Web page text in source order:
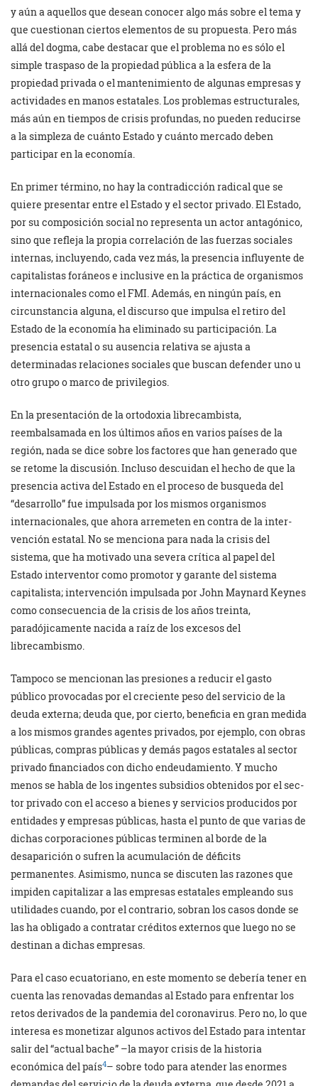
y aún a aquellos que desean conocer algo más sobre el tema y
que cuestionan ciertos elementos de su propuesta. Pero más
allá del dogma, cabe destacar que el problema no es sólo el
simple traspaso de la propiedad pública a la esfera de la
propiedad privada o el mantenimiento de algunas empresas y
actividades en manos estatales. Los problemas estructurales,
más aún en tiempos de crisis profundas, no pueden reducirse
a la simpleza de cuánto Estado y cuánto mercado deben
participar en la economía.
En primer término, no hay la contra­dicción radical que se
quiere presentar entre el Estado y el sector privado. El Estado,
por su composición social no representa un actor antagónico,
sino que refleja la propia correlación de las fuerzas sociales
internas, incluyendo, cada vez más, la presencia influyente de
capitalistas foráneos e inclusive en la práctica de organismos
internacionales como el FMI. Además, en ningún país, en
circunstancia alguna, el discurso que impulsa el retiro del
Estado de la economía ha eliminado su participación. La
presencia estatal o su ausencia relativa se ajusta a
determinadas rela­ciones sociales que buscan defender uno u
otro grupo o marco de privile­gios.
En la presentación de la ortodoxia librecambista,
reembalsamada en los últimos años en varios países de la
región, nada se dice sobre los factores que han ge­nerado que
se retome la discusión. Incluso descuidan el hecho de que la
presencia activa del Estado en el proceso de busqueda del
“desarrollo” fue im­pulsada por los mismos organismos
internacio­nales, que ahora arremeten en contra de la inter­
vención estatal. No se menciona para nada la crisis del
sistema, que ha motivado una severa crítica al papel del
Estado interventor como promotor y garante del sistema
capitalista; inter­vención impulsada por John Maynard Keynes
como consecuencia de la crisis de los años treinta,
paradójicamente nacida a raíz de los excesos del
librecambismo.
Tam­poco se mencionan las presiones a reducir el gasto
público provocadas por el creciente peso del servicio de la
deuda externa; deuda que, por cierto, beneficia en gran medida
a los mismos grandes agentes privados, por ejemplo, con obras
públicas, compras públicas y demás pagos estatales al sector
privado financiados con dicho endeudamiento. Y mucho
menos se habla de los ingentes subsidios obtenidos por el sec­
tor privado con el acceso a bienes y servicios producidos por
entidades y empresas públicas, hasta el punto de que varias de
dichas corporaciones públicas terminen al borde de la
desaparición o sufren la acumulación de déficits
permanentes. Asimismo, nunca se discuten las razones que
impiden capitalizar a las empresas estatales empleando sus
utilidades cuando, por el contrario, sobran los casos donde se
las ha obligado a contratar créditos externos que luego no se
destinan a dichas empresas.
Para el caso ecuatoriano, en este momento se debería tener en
cuenta las renovadas demandas al Estado para enfrentar los
retos derivados de la pandemia del coronavirus. Pero no, lo que
interesa es monetizar algunos activos del Estado para intentar
salir del “actual bache” –la mayor crisis de la historia
económica del país4– sobre todo para atender las enormes